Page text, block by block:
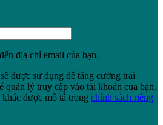
địa chỉ email của bạn.
được sử dụng để tăng cường trải
quản lý truy cập vào tài khoản của bạn,
được mô tả trong chính sách riêng